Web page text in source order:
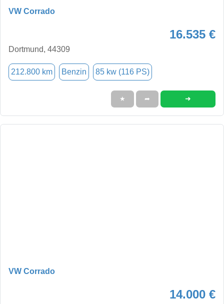
VW Corrado
16.535 €
Dortmund, 44309
212.800 km Benzin 85 kw (116 PS)
★ ➦ ➜
VW Corrado
14.000 €